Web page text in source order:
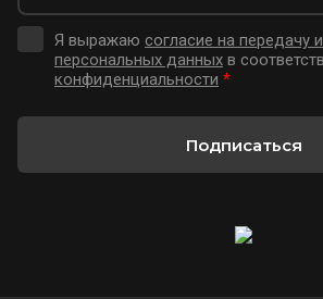
Я выражаю согласие на передачу
персональных данных в
конфиденциальности *
Подписаться